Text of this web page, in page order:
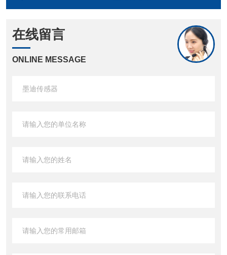
在线留言
ONLINE MESSAGE